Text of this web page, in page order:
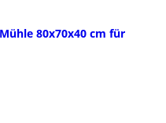
80x70x40 cm für